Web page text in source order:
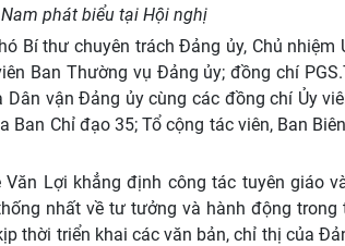
phát biểu tại Hội nghị
Bí thư chuyên trách Đảng ủy, Chủ nhiệm
Ban Thường vụ Đảng ủy; đồng chí
vận Đảng ủy cùng các đồng chí Ủy
Chỉ đạo 35; Tổ cộng tác viên, Ban
Lợi khẳng định công tác tuyên giáo
nhất về tư tưởng và hành động trong
thời triển khai các văn bản, chỉ thị của